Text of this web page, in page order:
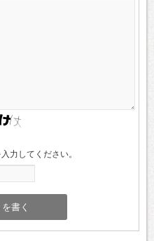
力してください。